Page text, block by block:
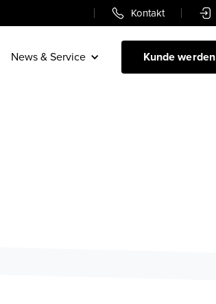
Kontakt
News & Service Kunde werden